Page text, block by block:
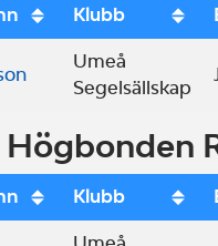
Klubb
Umeå
Segelsällskap
Högbonden
Klubb